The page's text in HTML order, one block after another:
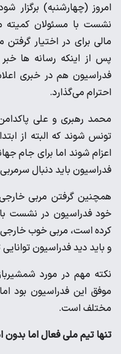
امروز (چهارشنبه) برگزار
نشست با مسئولان
مالی برای در اختیار
پس از اینکه رسانه ها
فدراسیون هم در خبری
احترام می‌گذارد.
محمد رهبری و علی
تونس شوند که البته از
اعزام شوند اما برای جام
فدراسیون باید دنبال
همچنین گرفتن مربی
خود فدراسیون در نشست با
و باید دید فدراسیون
نکته مهم در مورد
موفق این فدراسیون بود
مختلف است.
تنها تیم ملی فعال اما بدون